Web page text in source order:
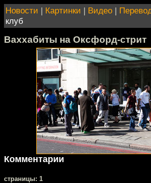
Новости | Картинки | Видео |
клуб
Ваххабиты на Оксфорд-стрит
Комментарии
cтраницы: 1